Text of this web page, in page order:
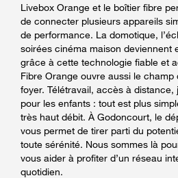
Livebox Orange et le boîtier fibre
de connecter plusieurs appareils
de performance. La domotique,
soirées cinéma maison deviennent
grâce à cette technologie fiable et
Fibre Orange ouvre aussi le
foyer. Télétravail, accès à
pour les enfants : tout est plus
très haut débit. À Godoncourt, le
vous permet de tirer parti du
toute sérénité. Nous sommes là
vous aider à profiter d’un réseau
quotidien.